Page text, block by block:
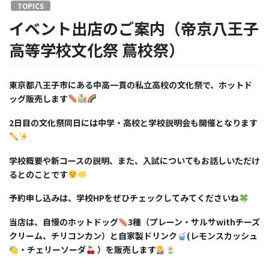
TOPICS
イベント出店のご案内（帝京八王子
高等学校文化祭 蔦校祭）
東京都八王子市にある中高一貫の私立高校の文化祭で、ホットド
ッグ販売します
2日目の文化祭同日には中学・高校と学校説明会も開催となります
学校概要や新コースの説明、また、入試についてもお話しいただけ
るとのことです
予約申し込みは、学校HPをぜひチェックしてみてくださいね
当店は、自慢のホットドッグ
3種（プレーン・サルサwithチーズ
クリーム、チリコンカン）と自家製ドリンク
( レモンスカッシュ
・チェリーソーダ
）を販売します